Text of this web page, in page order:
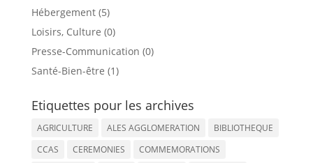
Hébergement (5)
Loisirs, Culture (0)
Presse-Communication (0)
Santé-Bien-être (1)
Etiquettes pour les archives
AGRICULTURE ALES AGGLOMERATION
BIBLIOTHEQUE
CCAS
CEREMONIES COMMEMORATIONS